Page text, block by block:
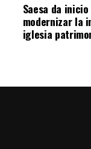
Saesa da
modernizar la
iglesia